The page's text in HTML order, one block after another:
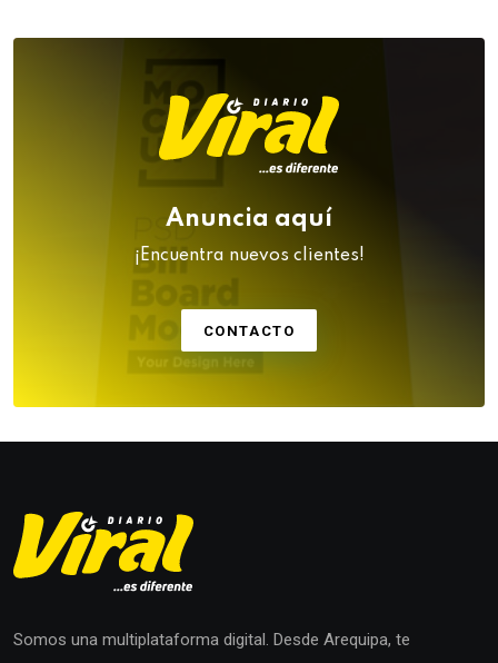
Anuncia aquí
¡Encuentra nuevos clientes!
CONTACTO
Somos una multiplataforma digital. Desde Arequipa, te